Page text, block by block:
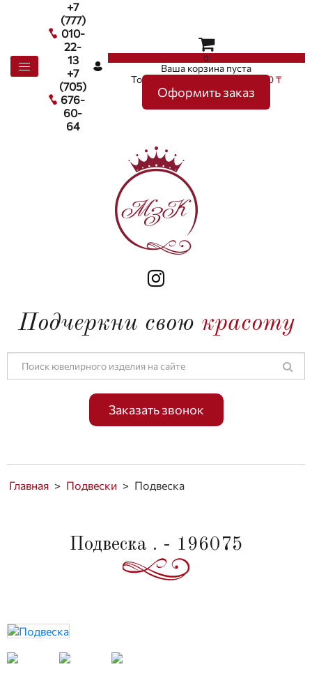
+7
(777)
010-
22-
13
+7
(705)
676-
60-
64
0
Ваша корзина пуста
Товаров в корзине
на сумму0 ₸
Оформить заказ
Подчеркни свою красоту
Заказать звонок
Главная > Подвески > Подвеска
Подвеска . - 196075